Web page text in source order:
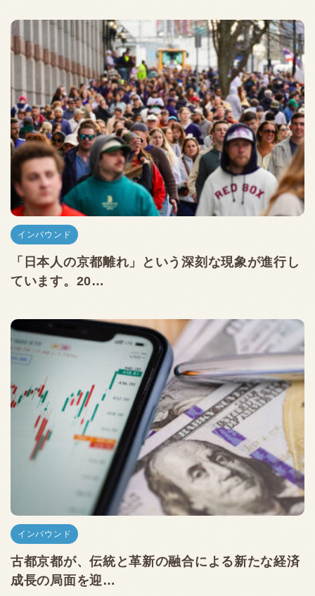
インバウンド
「日本人の京都離れ」という深刻な現象が進行し
ています。20…
インバウンド
古都京都が、伝統と革新の融合による新たな経済
成長の局面を迎…